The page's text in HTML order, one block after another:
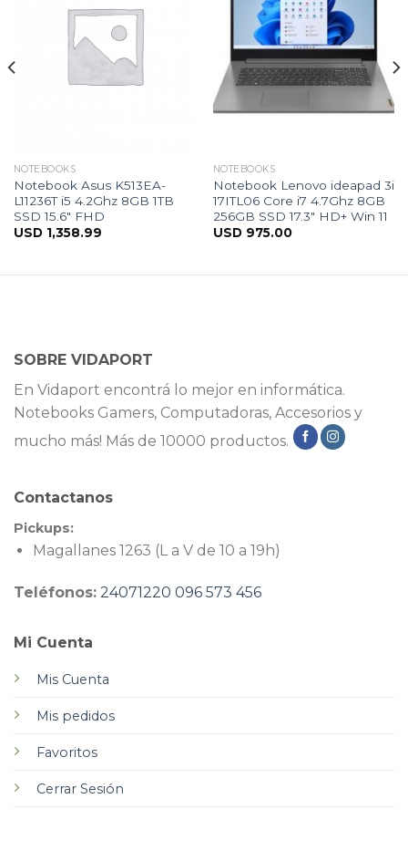
NOTEBOOKS
Notebook Asus K513EA-
L11236T i5 4.2Ghz 8GB 1TB
SSD 15.6″ FHD
USD 1,358.99
NOTEBOOKS
Notebook Lenovo ideapad 3i
17ITL06 Core i7 4.7Ghz 8GB
256GB SSD 17.3″ HD+ Win 11
USD 975.00
SOBRE VIDAPORT
En Vidaport encontrá lo mejor en informática.
Notebooks Gamers, Computadoras, Accesorios y
mucho más! Más de 10000 productos.
Mi Cuenta
Mis Cuenta
Mis pedidos
Favoritos
Cerrar Sesión
Contactanos
Pickups:
Magallanes 1263 (L a V de 10 a 19h)
Teléfonos: 24071220 096 573 456